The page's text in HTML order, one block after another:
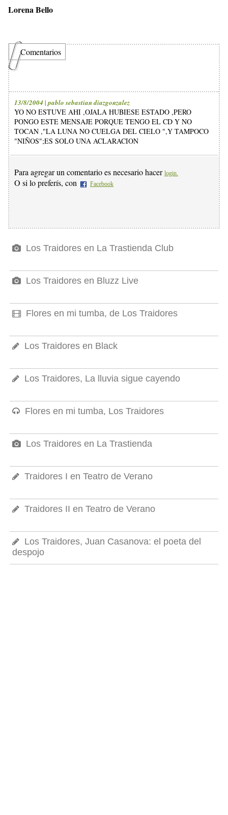
Lorena Bello
Comentarios
13/8/2004 | pablo sebastian diazgonzalez
YO NO ESTUVE AHI ,OJALA HUBIESE ESTADO ,PERO
PONGO ESTE MENSAJE PORQUE TENGO EL CD Y NO
TOCAN ,"LA LUNA NO CUELGA DEL CIELO ",Y TAMPOCO
"NIÑOS";ES SOLO UNA ACLARACION
Para agregar un comentario es necesario hacer login.
O si lo preferís, con Facebook
Los Traidores en La Trastienda Club
Los Traidores en Bluzz Live
Flores en mi tumba, de Los Traidores
Los Traidores en Black
Los Traidores, La lluvia sigue cayendo
Flores en mi tumba, Los Traidores
Los Traidores en La Trastienda
Traidores I en Teatro de Verano
Traidores II en Teatro de Verano
Los Traidores, Juan Casanova: el poeta del
despojo